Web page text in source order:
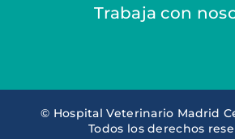
Trabaja con
© Hospital Veterinario Madrid
Todos los derechos